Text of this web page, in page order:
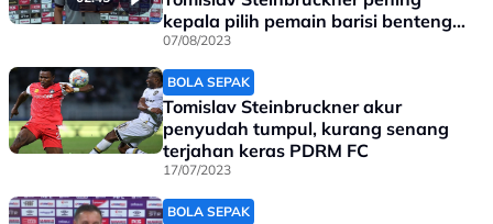
kepala pilih pemain barisi benteng
lawan Kelantan United
07/08/2023
BOLA SEPAK
Tomislav Steinbruckner akur
penyudah tumpul, kurang senang
terjahan keras PDRM FC
17/07/2023
BOLA SEPAK